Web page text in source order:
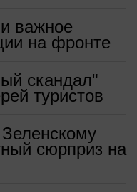
важное
на фронте
скандал"
туристов
сюрприз на